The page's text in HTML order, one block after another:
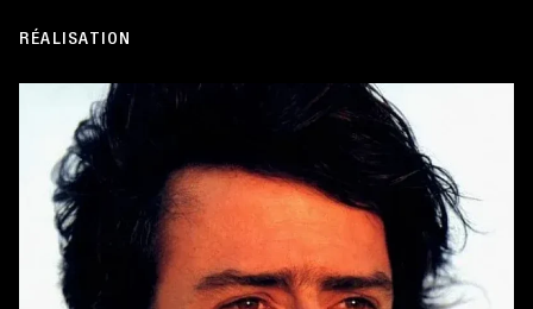
RÉALISATION